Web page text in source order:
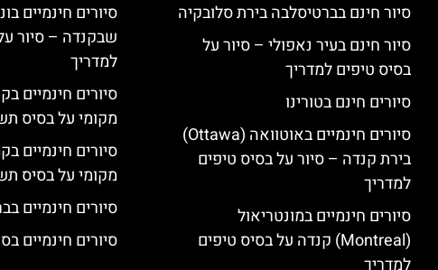
סיור חינם בברטיסלבה בירת סלובקיה
סיור חינם בעיר נאפולי – סיור על
בסיס טיפים למדריך
סיורים חינם בטורינו
סיורים חינמיים באוטוואה (Ottawa)
בירת קנדה – סיור על בסיס טיפים
למדריך
סיורים חינמיים במונטריאול
(Montreal) קנדה על בסיס טיפים
שבקנדה – סיור
למדריך
סיורים חינמיים
מקומי על בסיס
סיורים חינמיים
מקומי על בסיס
סיורים חינמיים
סיורים חינמיים